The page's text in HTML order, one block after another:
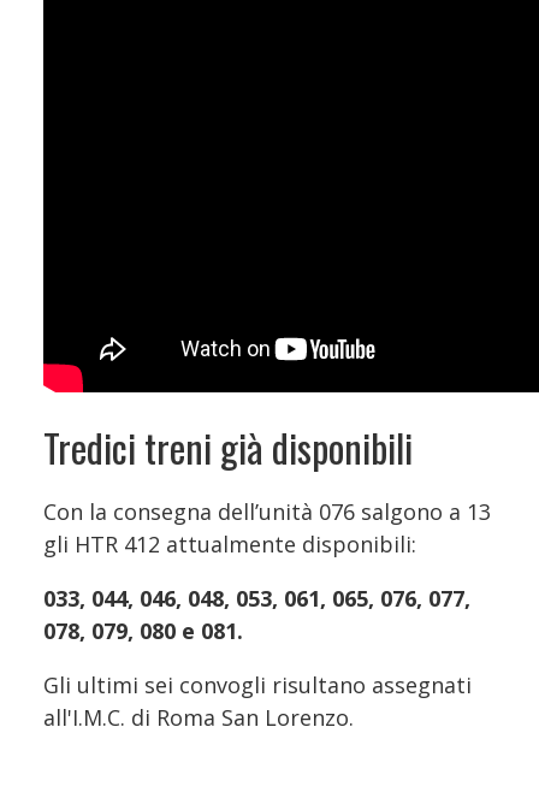
Tredici treni già disponibili
Con la consegna dell’unità 076 salgono a 13
gli HTR 412 attualmente disponibili:
033, 044, 046, 048, 053, 061, 065, 076, 077,
078, 079, 080 e 081.
Gli ultimi sei convogli risultano assegnati
all'I.M.C. di Roma San Lorenzo.